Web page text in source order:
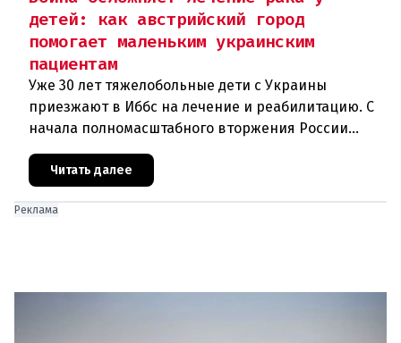
детей: как австрийский город
помогает маленьким украинским
пациентам
Уже 30 лет тяжелобольные дети с Украины
приезжают в Иббс на лечение и реабилитацию. С
начала полномасштабного вторжения России
доступной.Трагедия Чернобыля
Читать далее
Реклама